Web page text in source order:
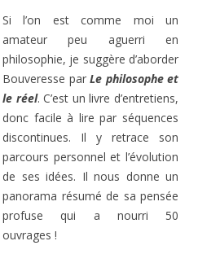
Si l’on est comme moi un
amateur peu aguerri en
philosophie, je suggère d’aborder
Bouveresse par Le philosophe et
le réel. C’est un livre d’entretiens,
donc facile à lire par séquences
discontinues. Il y retrace son
parcours personnel et l’évolution
de ses idées. Il nous donne un
panorama résumé de sa pensée
profuse qui a nourri 50
ouvrages !